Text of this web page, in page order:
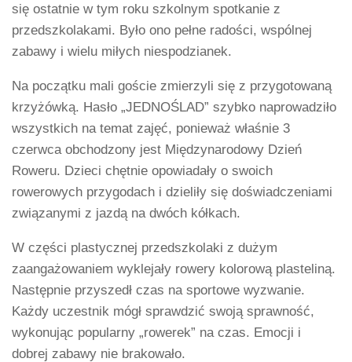
się ostatnie w tym roku szkolnym spotkanie z
przedszkolakami. Było ono pełne radości, wspólnej
zabawy i wielu miłych niespodzianek.
Na początku mali goście zmierzyli się z przygotowaną
krzyżówką. Hasło „JEDNOŚLAD” szybko naprowadziło
wszystkich na temat zajęć, ponieważ właśnie 3
czerwca obchodzony jest Międzynarodowy Dzień
Roweru. Dzieci chętnie opowiadały o swoich
rowerowych przygodach i dzieliły się doświadczeniami
związanymi z jazdą na dwóch kółkach.
W części plastycznej przedszkolaki z dużym
zaangażowaniem wyklejały rowery kolorową plasteliną.
Następnie przyszedł czas na sportowe wyzwanie.
Każdy uczestnik mógł sprawdzić swoją sprawność,
wykonując popularny „rowerek” na czas. Emocji i
dobrej zabawy nie brakowało.